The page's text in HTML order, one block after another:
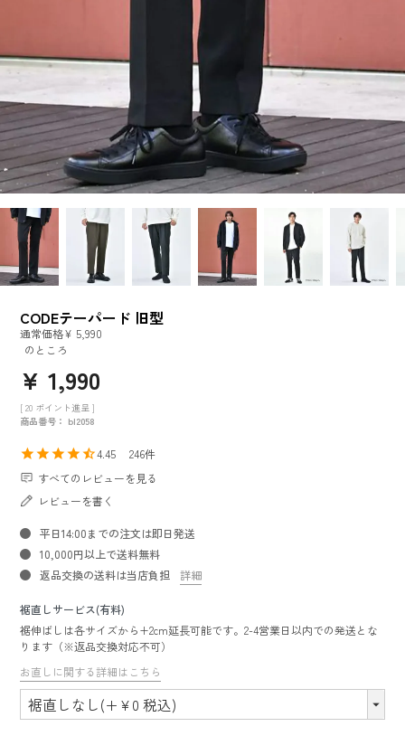
CODEテーパード 旧型
通常価格¥ 5,990
のところ
¥ 1,990
[ 20 ポイント進呈 ]
商品番号
bl2058
4.45
246
すべてのレビューを見る
レビューを書く
平日14:00までの注文は即日発送
10,000円以上で送料無料
返品交換の送料は当店負担
詳細
裾直しサービス(有料)
裾伸ばしは各サイズから+2cm延長可能です。2-4営業日以内での発送とな
ります（※返品交換対応不可）
お直しに関する詳細はこちら